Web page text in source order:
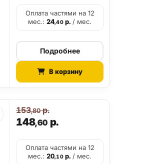
Оплата частями на 12
мес.:24,40р./ мес.
Подробнее
В корзину
148,60р.
153,80р.
Оплата частями на 12
мес.:20,10р./ мес.